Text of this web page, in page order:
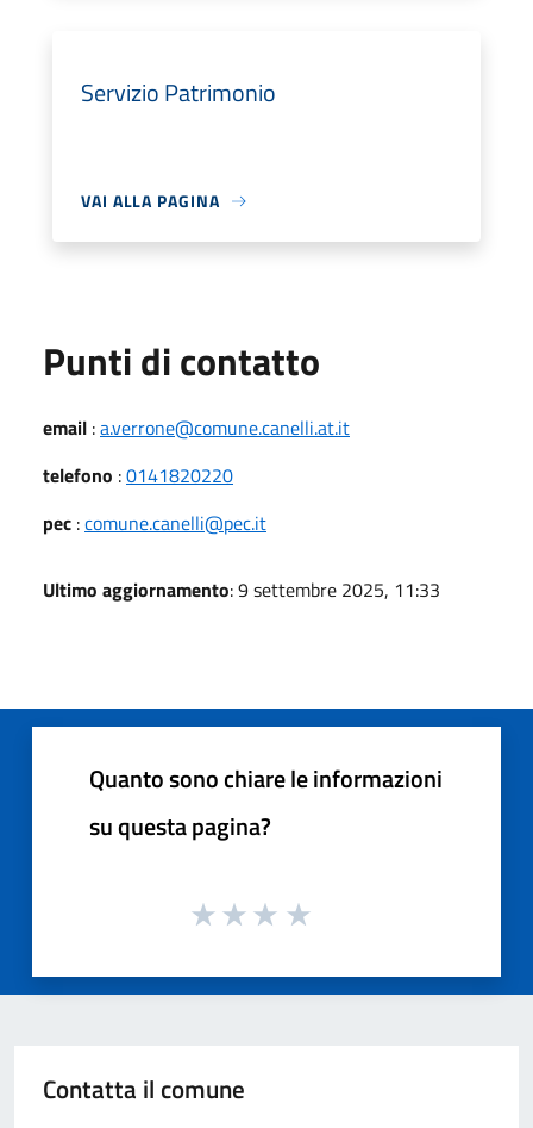
Servizio Patrimonio
VAI ALLA PAGINA
Punti di contatto
email :a.verrone@comune.canelli.at.it
telefono :0141820220
pec :comune.canelli@pec.it
Ultimo aggiornamento: 9 settembre 2025, 11:33
Quanto sono chiare le informazioni
su questa pagina?
Contatta il comune